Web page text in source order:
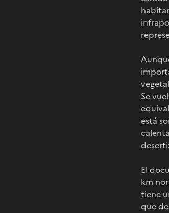
Se
está
El
km
tiene
que